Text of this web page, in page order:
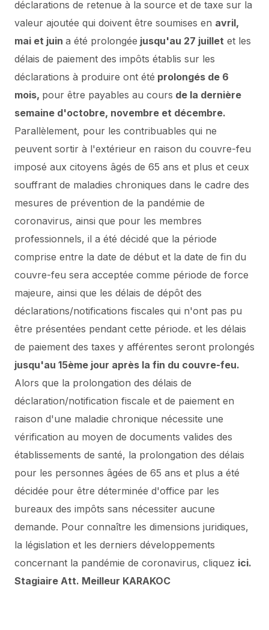
déclarations de retenue à la source et de taxe sur la
valeur ajoutée qui doivent être soumises en avril,
mai et juin a été prolongée jusqu'au 27 juillet et les
délais de paiement des impôts établis sur les
déclarations à produire ont été prolongés de 6
mois, pour être payables au cours de la dernière
semaine d'octobre, novembre et décembre.
Parallèlement, pour les contribuables qui ne
peuvent sortir à l'extérieur en raison du couvre-feu
imposé aux citoyens âgés de 65 ans et plus et ceux
souffrant de maladies chroniques dans le cadre des
mesures de prévention de la pandémie de
coronavirus, ainsi que pour les membres
professionnels, il a été décidé que la période
comprise entre la date de début et la date de fin du
couvre-feu sera acceptée comme période de force
majeure, ainsi que les délais de dépôt des
déclarations/notifications fiscales qui n'ont pas pu
être présentées pendant cette période. et les délais
de paiement des taxes y afférentes seront prolongés
jusqu'au 15ème jour après la fin du couvre-feu.
Alors que la prolongation des délais de
déclaration/notification fiscale et de paiement en
raison d'une maladie chronique nécessite une
vérification au moyen de documents valides des
établissements de santé, la prolongation des délais
pour les personnes âgées de 65 ans et plus a été
décidée pour être déterminée d'office par les
bureaux des impôts sans nécessiter aucune
demande. Pour connaître les dimensions juridiques,
la législation et les derniers développements
concernant la pandémie de coronavirus, cliquez ici.
Stagiaire Att. Meilleur KARAKOC